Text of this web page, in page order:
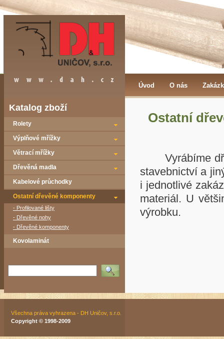
Úvod O nás
Katalog zboží
Rolety
Výplňové mřížky
Větrací mřížky
Dřevěná madla
Kabelové průchodky
Ostatní dřevěné komponenty
- Profilované lišty
- Dřevěné nohy
- Dřevěné komponenty
Kovolaminát
Vyhledat
Ostatní
Vyrábíme
stavebnictví a
i jednotlivé
materiál. U
výrobku.
Všechna práva vyhrazena - DH Uničov, s.r.o.
Copyright © 1998-2009